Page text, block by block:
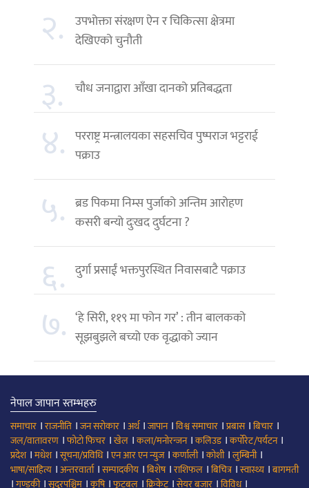
२. उपभोक्ता संरक्षण ऐन र चिकित्सा क्षेत्रमा
देखिएको चुनौती
३. चौध जनाद्वारा आँखा दानको प्रतिबद्धता
४. परराष्ट्र मन्त्रालयका सहसचिव पुष्पराज भट्टराई
पक्राउ
५. ब्रड पिकमा निम्स पुर्जाको अन्तिम आरोहण
कसरी बन्यो दुःखद दुर्घटना ?
६. दुर्गा प्रसाईं भक्तपुरस्थित निवासबाटै पक्राउ
७. ‘हे सिरी, ११९ मा फोन गर’ : तीन बालकको
सूझबुझले बच्यो एक वृद्धाको ज्यान
नेपाल जापान स्तम्भहरु
समाचार ।राजनीति ।जन सरोकार ।अर्थ।जापान।विश्व समाचार ।प्रबास।बिचार ।
जल/वातावरण ।फोटो फिचर ।खेल ।कला/मनोरन्जन।कलिउड।कर्पोरेट/पर्यटन।
प्रदेश।मधेश।सूचना/प्रविधि।एन आर एन न्युज।कर्णाली।कोशी।लुम्बिनी।
भाषा/साहित्य ।अन्तरवार्ता।सम्पादकीय ।बिशेष।राशिफल ।बिचित्र।स्वास्थ्य ।बागमती
।गण्डकी।सुदूरपश्चिम ।कृषि।फूटबल ।क्रिकेट।सेयर बजार ।विविध।